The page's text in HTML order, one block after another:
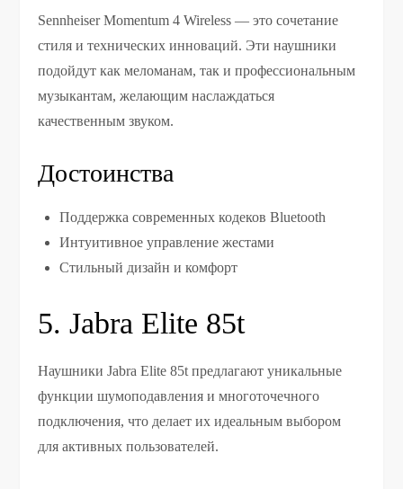
Sennheiser Momentum 4 Wireless — это сочетание
стиля и технических инноваций. Эти наушники
подойдут как меломанам, так и профессиональным
музыкантам, желающим наслаждаться
качественным звуком.
Достоинства
Поддержка современных кодеков Bluetooth
Интуитивное управление жестами
Стильный дизайн и комфорт
5. Jabra Elite 85t
Наушники Jabra Elite 85t предлагают уникальные
функции шумоподавления и многоточечного
подключения, что делает их идеальным выбором
для активных пользователей.